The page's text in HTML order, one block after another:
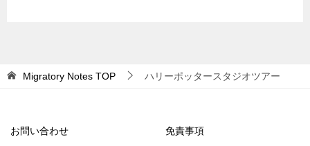
Migratory Notes TOP ハリーポッタースタジオツアー
お問い合わせ 免責事項